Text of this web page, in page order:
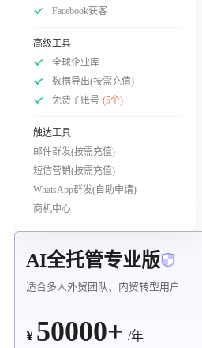
Facebook获客
高级工具
全球企业库
数据导出(按需充值)
免费子账号 (5个)
触达工具
邮件群发(按需充值)
短信营销(按需充值)
WhatsApp群发(自助申请)
商机中心
AI全托管专业版
适合多人外贸团队、内贸转型用户
¥ 50000+ /年